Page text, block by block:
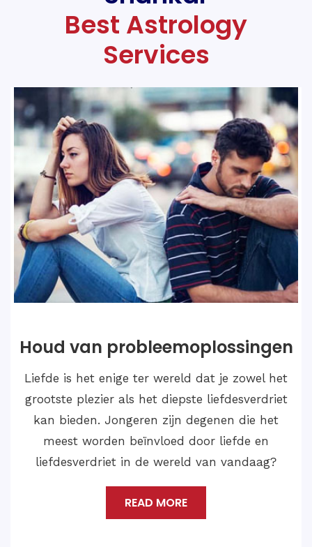
Best Astrology
Services
Huwelijksoplossingen
Als we dergelijke gevallen van Love Marriage
Problem Solution willen oplossen en een
gelukkig en bevredigend leven willen leiden
met de liefde van je leven, dan moet je
contact opnemen met Astroloog Medium
READ MORE